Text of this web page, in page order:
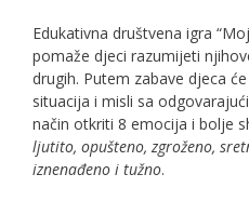
Edukativna društvena igra
pomaže djeci razumijeti
drugih. Putem zabave djeca
situacija i misli sa
način otkriti 8 emocija i bolje
ljutito, opušteno, zgroženo,
iznenađeno i tužno.